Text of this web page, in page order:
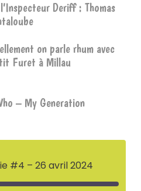
Deriff : Thomas
on parle rhum avec
Furet à Millau
– My Generation
#4 – 26 avril 2024